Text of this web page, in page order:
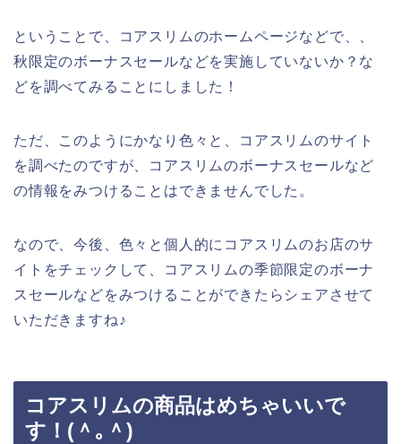
ということで、コアスリムのホームページなどで、、
秋限定のボーナスセールなどを実施していないか？な
どを調べてみることにしました！
ただ、このようにかなり色々と、コアスリムのサイト
を調べたのですが、コアスリムのボーナスセールなど
の情報をみつけることはできませんでした。
なので、今後、色々と個人的にコアスリムのお店のサ
イトをチェックして、コアスリムの季節限定のボーナ
スセールなどをみつけることができたらシェアさせて
いただきますね♪
コアスリムの商品はめちゃいいで
す！(＾｡＾)